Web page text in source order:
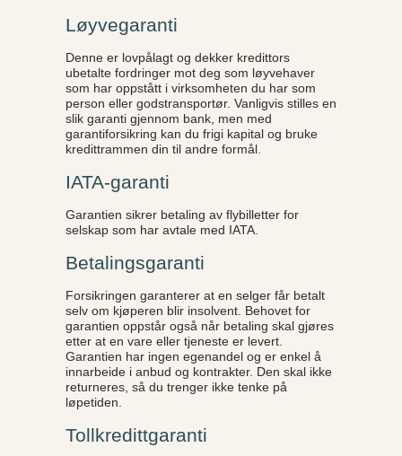
Løyvegaranti
Denne er lovpålagt og dekker kredittors
ubetalte fordringer mot deg som løyvehaver
som har oppstått i virksomheten du har som
person eller godstransportør. Vanligvis stilles en
slik garanti gjennom bank, men med
garantiforsikring kan du frigi kapital og bruke
kredittrammen din til andre formål.
IATA-garanti
Garantien sikrer betaling av flybilletter for
selskap som har avtale med IATA.
Betalingsgaranti
Forsikringen garanterer at en selger får betalt
selv om kjøperen blir insolvent. Behovet for
garantien oppstår også når betaling skal gjøres
etter at en vare eller tjeneste er levert.
Garantien har ingen egenandel og er enkel å
innarbeide i anbud og kontrakter. Den skal ikke
returneres, så du trenger ikke tenke på
løpetiden.
Tollkredittgaranti